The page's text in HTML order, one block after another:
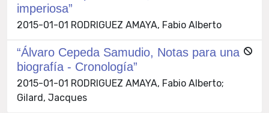
imperiosa”
2015-01-01 RODRIGUEZ AMAYA, Fabio Alberto
“Álvaro Cepeda Samudio, Notas para una
biografía - Cronología”
2015-01-01 RODRIGUEZ AMAYA, Fabio Alberto;
Gilard, Jacques